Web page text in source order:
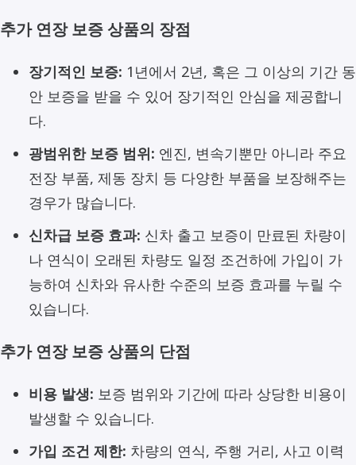
추가 연장 보증 상품의 장점
장기적인 보증: 1년에서 2년, 혹은 그 이상의 기간 동
안 보증을 받을 수 있어 장기적인 안심을 제공합니
다.
광범위한 보증 범위: 엔진, 변속기뿐만 아니라 주요
전장 부품, 제동 장치 등 다양한 부품을 보장해주는
경우가 많습니다.
신차급 보증 효과: 신차 출고 보증이 만료된 차량이
나 연식이 오래된 차량도 일정 조건하에 가입이 가
능하여 신차와 유사한 수준의 보증 효과를 누릴 수
있습니다.
추가 연장 보증 상품의 단점
비용 발생: 보증 범위와 기간에 따라 상당한 비용이
발생할 수 있습니다.
가입 조건 제한: 차량의 연식, 주행 거리, 사고 이력